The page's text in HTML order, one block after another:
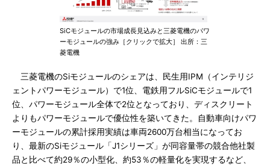
SiCモジュールの市場成長見込みと三菱電機のパワ
ーモジュールの強み［クリックで拡大］ 出所：三
菱電機
三菱電機のSiモジュールのシェアは、民生用IPM（インテリジ
ェントパワーモジュール）で1位、電鉄用フルSiCモジュールで1
位、パワーモジュール全体で2位となっており、ディスクリート
よりもパワーモジュールで優位性を築いてきた。自動車向けパワ
ーモジュールの累計採用実績は車両2600万台相当になってお
り、最新のSiモジュール「J1シリーズ」が同容量帯の競合他社製
品と比べて約29％の小型化、約53％の軽量化を実現するなど、